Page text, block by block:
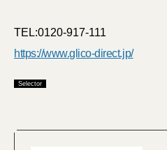
TEL:0120-917-111
https://www.glico-direct.jp/
Selector